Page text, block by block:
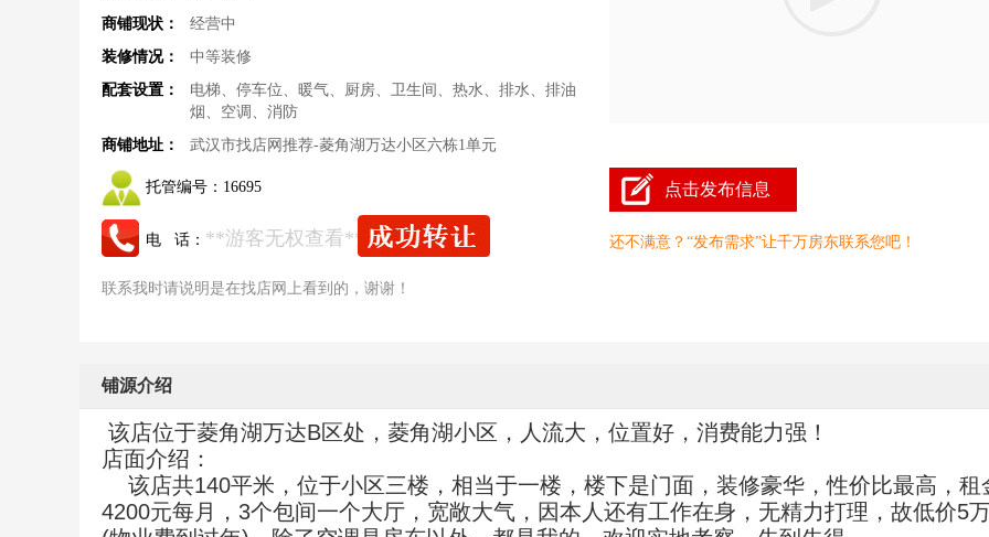
商铺现状：
经营中
装修情况：
中等装修
配套设置：
电梯、停车位、暖气、厨房、卫生间、热水、排水、排油
烟、空调、消防
商铺地址：
武汉市找店网推荐-菱角湖万达小区六栋1单元
托管编号： 16695
电 话： **游客无权查看**
联系我时请说明是在找店网上看到的，谢谢！
点击发布信息
还不满意？“发布需求”让千万房东联系您吧！
铺源介绍
该店位于菱角湖万达B区处，菱角湖小区，人流大，位置好，消费能力强！
店面介绍：
该店共140平米，位于小区三楼，相当于一楼，楼下是门面，装修豪华，性价比最高，租
4200元每月，3个包间一个大厅，宽敞大气，因本人还有工作在身，无精力打理，故低价5